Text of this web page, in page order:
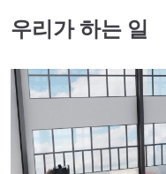
우리가 하는 일